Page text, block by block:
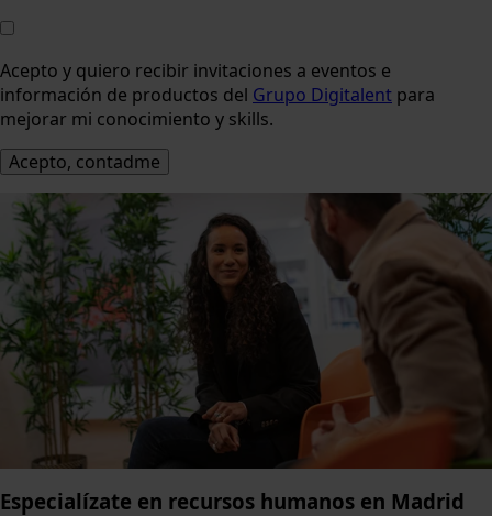
Acepto y quiero recibir invitaciones a eventos e
información de productos del Grupo Digitalent para
mejorar mi conocimiento y skills.
Especialízate en recursos humanos en Madrid